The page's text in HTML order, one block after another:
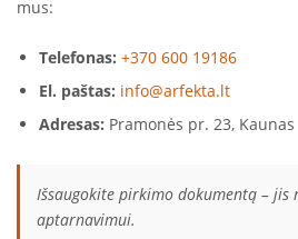
mus:
Telefonas: +370 600 19186
El. paštas: info@arfekta.lt
Adresas: Pramonės pr. 23, Kaunas
Išsaugokite pirkimo dokumentą –
aptarnavimui.